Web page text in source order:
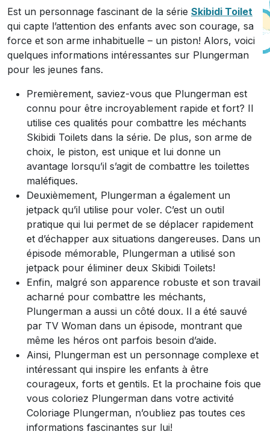
Est un personnage fascinant de la série Skibidi Toilet
qui capte l’attention des enfants avec son courage, sa
force et son arme inhabituelle – un piston! Alors, voici
quelques informations intéressantes sur Plungerman
pour les jeunes fans.
Premièrement, saviez-vous que Plungerman est
connu pour être incroyablement rapide et fort? Il
utilise ces qualités pour combattre les méchants
Skibidi Toilets dans la série. De plus, son arme de
choix, le piston, est unique et lui donne un
avantage lorsqu’il s’agit de combattre les toilettes
maléfiques.
Deuxièmement, Plungerman a également un
jetpack qu’il utilise pour voler. C’est un outil
pratique qui lui permet de se déplacer rapidement
et d’échapper aux situations dangereuses. Dans un
épisode mémorable, Plungerman a utilisé son
jetpack pour éliminer deux Skibidi Toilets!
Enfin, malgré son apparence robuste et son travail
acharné pour combattre les méchants,
Plungerman a aussi un côté doux. Il a été sauvé
par TV Woman dans un épisode, montrant que
même les héros ont parfois besoin d’aide.
Ainsi, Plungerman est un personnage complexe et
intéressant qui inspire les enfants à être
courageux, forts et gentils. Et la prochaine fois que
vous coloriez Plungerman dans votre activité
Coloriage Plungerman, n’oubliez pas toutes ces
informations fascinantes sur lui!